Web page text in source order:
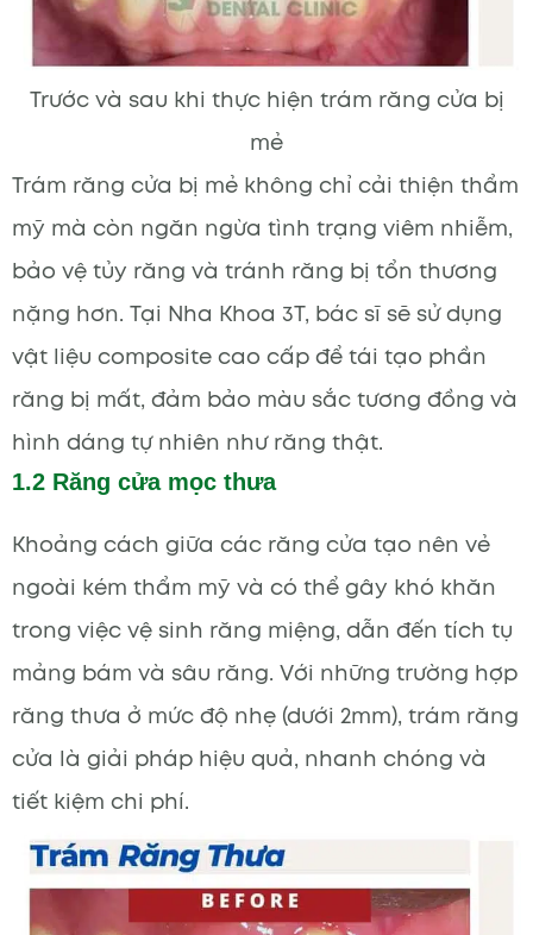
Trước và sau khi thực hiện trám răng cửa bị
mẻ
Trám răng cửa bị mẻ không chỉ cải thiện thẩm
mỹ mà còn ngăn ngừa tình trạng viêm nhiễm,
bảo vệ tủy răng và tránh răng bị tổn thương
nặng hơn. Tại Nha Khoa 3T, bác sĩ sẽ sử dụng
vật liệu composite cao cấp để tái tạo phần
răng bị mất, đảm bảo màu sắc tương đồng và
hình dáng tự nhiên như răng thật.
1.2 Răng cửa mọc thưa
Khoảng cách giữa các răng cửa tạo nên vẻ
ngoài kém thẩm mỹ và có thể gây khó khăn
trong việc vệ sinh răng miệng, dẫn đến tích tụ
mảng bám và sâu răng. Với những trường hợp
răng thưa ở mức độ nhẹ (dưới 2mm), trám răng
cửa là giải pháp hiệu quả, nhanh chóng và
tiết kiệm chi phí.